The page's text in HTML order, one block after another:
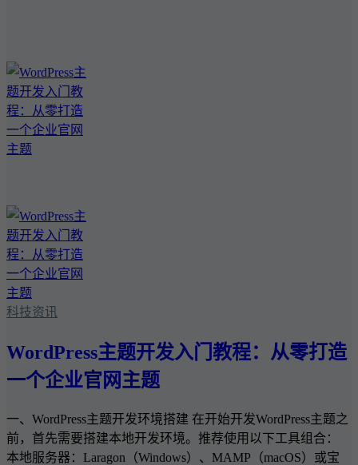
科技资讯
WordPress主题开发入门教程：从零打造
一个企业官网主题
一、WordPress主题开发环境搭建 在开始开发WordPress主题之
前，首先需要搭建本地开发环境。推荐使用以下工具组合：
本地服务器：Laragon（Windows）、MAMP（macOS）或宝